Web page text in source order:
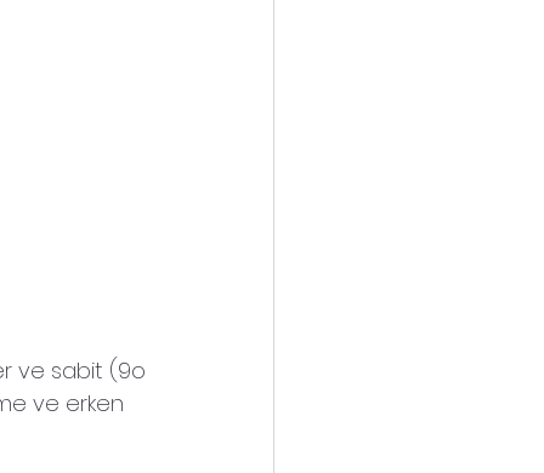
ve sabit (9o
ve erken